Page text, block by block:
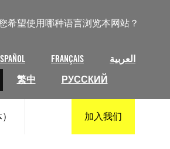
希望使用哪种语言浏览本网站？
FRANÇAIS
العربية
繁中 РУССКИЙ
加入我们